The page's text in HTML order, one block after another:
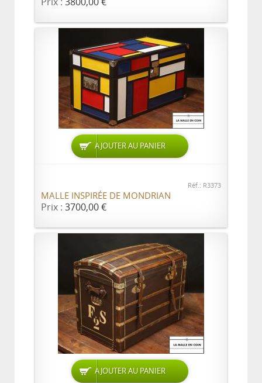
Prix : 3800,00 €
AJOUTER AU PANIER
Réf.: R3373
MALLE INSPIRÉE DE MONDRIAN
Prix : 3700,00 €
AJOUTER AU PANIER